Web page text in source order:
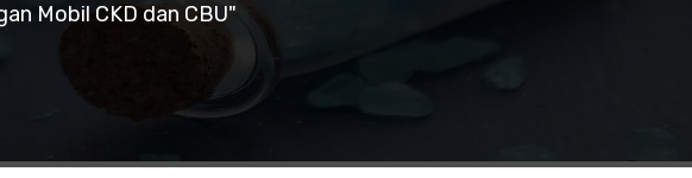
Mobil CKD dan CBU"